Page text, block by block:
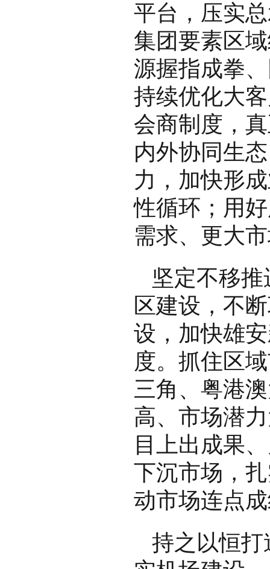
平台，压实
集团要素区
源握指成拳
持续优化大
会商制度，
内外协同生
力，加快形
性循环；用
需求、更大
坚定不移
区建设，不
设，加快雄
度。抓住区
三角、粤港
高、市场潜
目上出成果
下沉市场，
动市场连点
持之以恒